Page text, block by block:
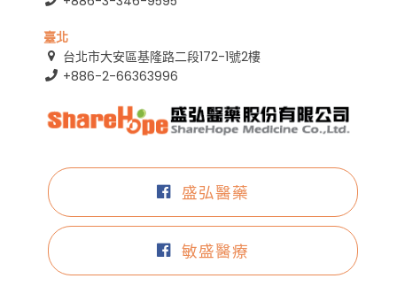
臺北
台北市大安區基隆路二段172-1號2樓
+886-2-66363996
盛弘醫藥
敏盛醫療